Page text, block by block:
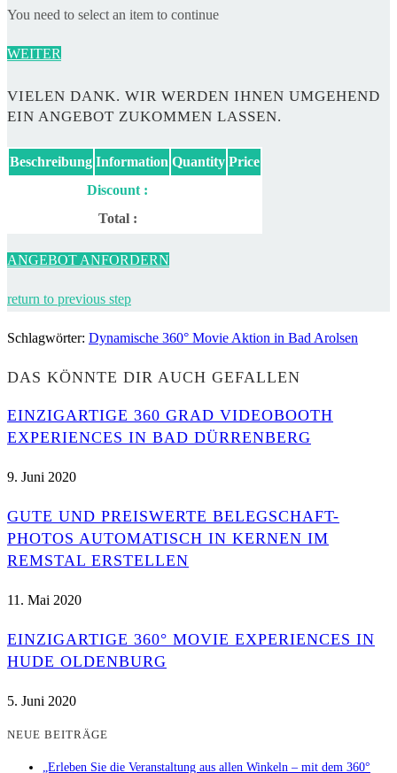
You need to select an item to continue
WEITER
VIELEN DANK. WIR WERDEN IHNEN UMGEHEND
EIN ANGEBOT ZUKOMMEN LASSEN.
Beschreibung Information Quantity Price
Discount :
Total :
ANGEBOT ANFORDERN
return to previous step
Schlagwörter: Dynamische 360° Movie Aktion in Bad Arolsen
DAS KÖNNTE DIR AUCH GEFALLEN
EINZIGARTIGE 360 GRAD VIDEOBOOTH
EXPERIENCES IN BAD DÜRRENBERG
9. Juni 2020
GUTE UND PREISWERTE BELEGSCHAFT-
PHOTOS AUTOMATISCH IN KERNEN IM
REMSTAL ERSTELLEN
11. Mai 2020
EINZIGARTIGE 360° MOVIE EXPERIENCES IN
HUDE OLDENBURG
5. Juni 2020
NEUE BEITRÄGE
„Erleben Sie die Veranstaltung aus allen Winkeln – mit dem 360°